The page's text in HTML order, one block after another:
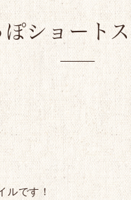
ショート
ルです！